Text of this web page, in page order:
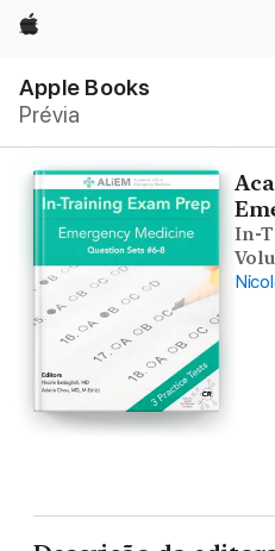
Apple
Apple Books
Prévia
Nav
Abrir
menu
In-